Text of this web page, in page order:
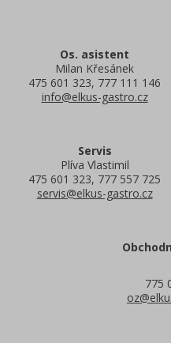
Os. asistent
Milan Křesánek
475 601 323, 777 111 146
info@elkus-gastro.cz
Servis
Plíva Vlastimil
475 601 323, 777 557 725
servis@elkus-gastro.cz
775